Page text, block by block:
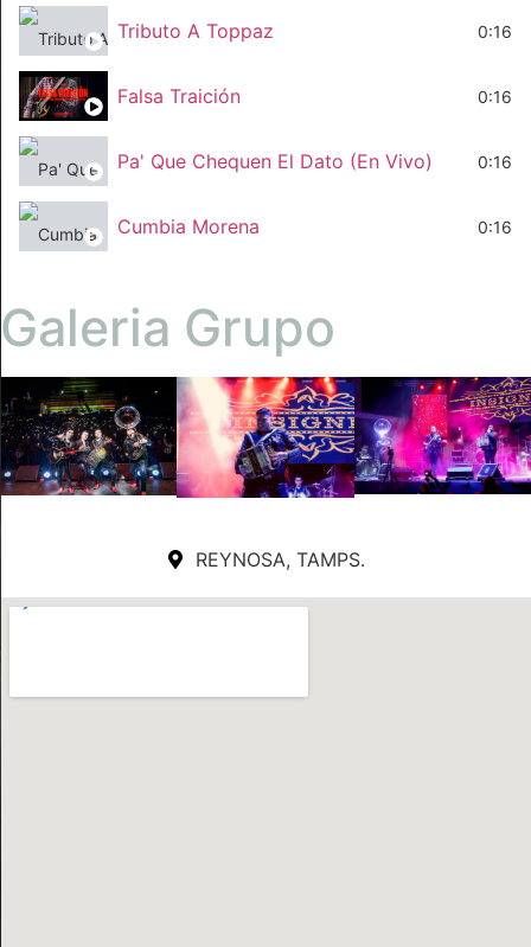
Tributo A Toppaz 0:16
Falsa Traición 0:16
Pa' Que Chequen El Dato (En Vivo) 0:16
Cumbia Morena 0:16
Galeria Grupo
REYNOSA, TAMPS.